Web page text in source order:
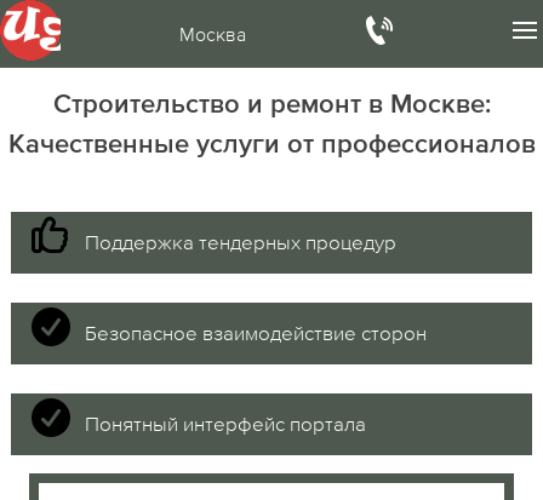
Москва
Строительство и ремонт в Москве:
Качественные услуги от профессионалов
Поддержка тендерных процедур
Безопасное взаимодействие сторон
Понятный интерфейс портала